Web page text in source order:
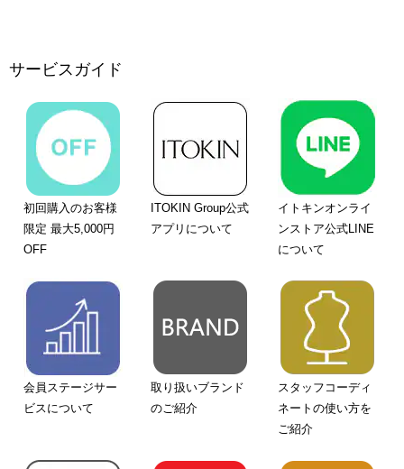
サービスガイド
初回購入のお客様
限定 最大5,000円
OFF
ITOKIN Group公式
アプリについて
イトキンオンライ
ンストア公式LINE
について
会員ステージサー
ビスについて
取り扱いブランド
のご紹介
スタッフコーディ
ネートの使い方を
ご紹介